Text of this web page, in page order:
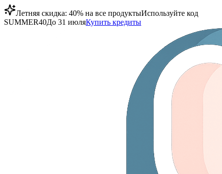
Летняя скидка: 40% на все продуктыИспользуйте код
SUMMER40До 31 июляКупить кредиты